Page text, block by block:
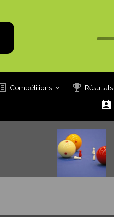
Compétitions Résultats